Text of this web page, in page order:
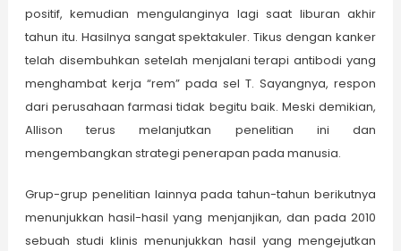
positif, kemudian mengulanginya lagi saat liburan akhir
tahun itu. Hasilnya sangat spektakuler. Tikus dengan kanker
telah disembuhkan setelah menjalani terapi antibodi yang
menghambat kerja “rem” pada sel T. Sayangnya, respon
dari perusahaan farmasi tidak begitu baik. Meski demikian,
Allison terus melanjutkan penelitian ini dan
mengembangkan strategi penerapan pada manusia.
Grup-grup penelitian lainnya pada tahun-tahun berikutnya
menunjukkan hasil-hasil yang menjanjikan, dan pada 2010
sebuah studi klinis menunjukkan hasil yang mengejutkan